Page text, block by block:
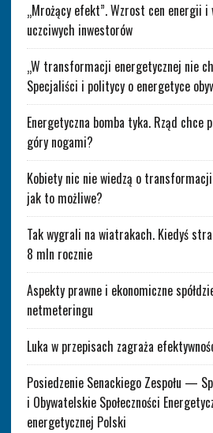
„Mrożący efekt”. Wzrost cen energii i
uczciwych inwestorów
„W transformacji energetycznej nie
Specjaliści i politycy o energetyce
Energetyczna bomba tyka. Rząd chce
góry nogami?
Kobiety nic nie wiedzą o
jak to możliwe?
Tak wygrali na wiatrakach. Kiedyś
8 mln rocznie
Aspekty prawne i ekonomiczne
netmeteringu
Luka w przepisach zagraża
Posiedzenie Senackiego Zespołu —
i Obywatelskie Społeczności
energetycznej Polski